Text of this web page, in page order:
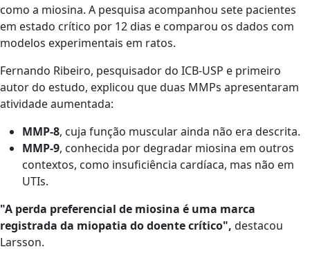
como a miosina. A pesquisa acompanhou sete pacientes
em estado crítico por 12 dias e comparou os dados com
modelos experimentais em ratos.
Fernando Ribeiro, pesquisador do ICB-USP e primeiro
autor do estudo, explicou que duas MMPs apresentaram
atividade aumentada:
MMP-8, cuja função muscular ainda não era descrita.
MMP-9, conhecida por degradar miosina em outros
contextos, como insuficiência cardíaca, mas não em
UTIs.
"A perda preferencial de miosina é uma marca
registrada da miopatia do doente crítico", destacou
Larsson.